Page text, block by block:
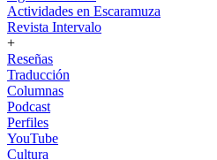
Actividades en Escaramuza
Revista Intervalo
+
Reseñas
Traducción
Columnas
Podcast
Perfiles
YouTube
Cultura